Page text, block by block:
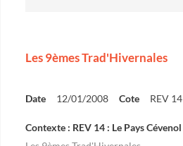
Les 9èmes Trad'Hivernales
Date 12/01/2008 Cote REV 14
Contexte : REV 14 : Le Pays Cévenol